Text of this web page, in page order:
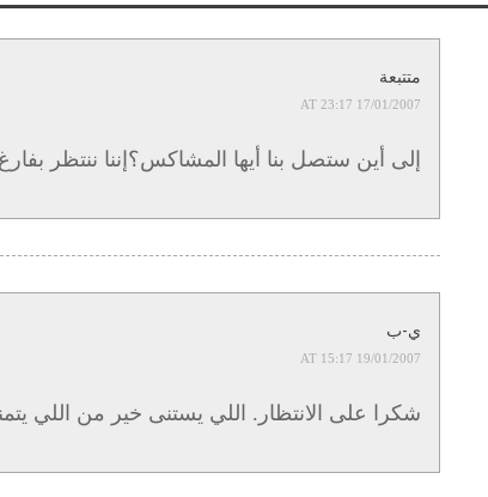
متتبعة
17/01/2007 AT 23:17
إلى أين ستصل بنا أيها المشاكس؟إننا ننتظر
ي-ب
19/01/2007 AT 15:17
شكرا على الانتظار. اللي يستنى خير من اللي